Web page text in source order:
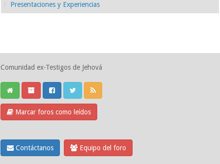
Presentaciones y Experiencias
Comunidad ex-Testigos de Jehová
Marcar foros como leídos
Contáctanos Equipo del foro